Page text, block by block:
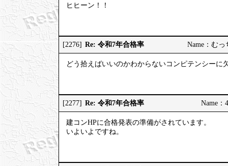
ヒヒーン！！
[2276] Re: 令和7年合格率 Name：む
どう拾えばいいのかわからないコンピテンシーに
[2277] Re: 令和7年合格率 Name
建コンHPに合格発表の準備がされています。
いよいよですね。